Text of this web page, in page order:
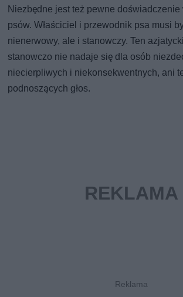
Niezbędne jest też pewne
psów. Właściciel i przewodnik psa musi
nienerwowy, ale i stanowczy. Ten
stanowczo nie nadaje się dla osób
niecierpliwych i niekonsekwentnych, ani
podnoszących głos.